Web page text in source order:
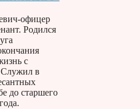
офицер
Родился
с
в
до старшего